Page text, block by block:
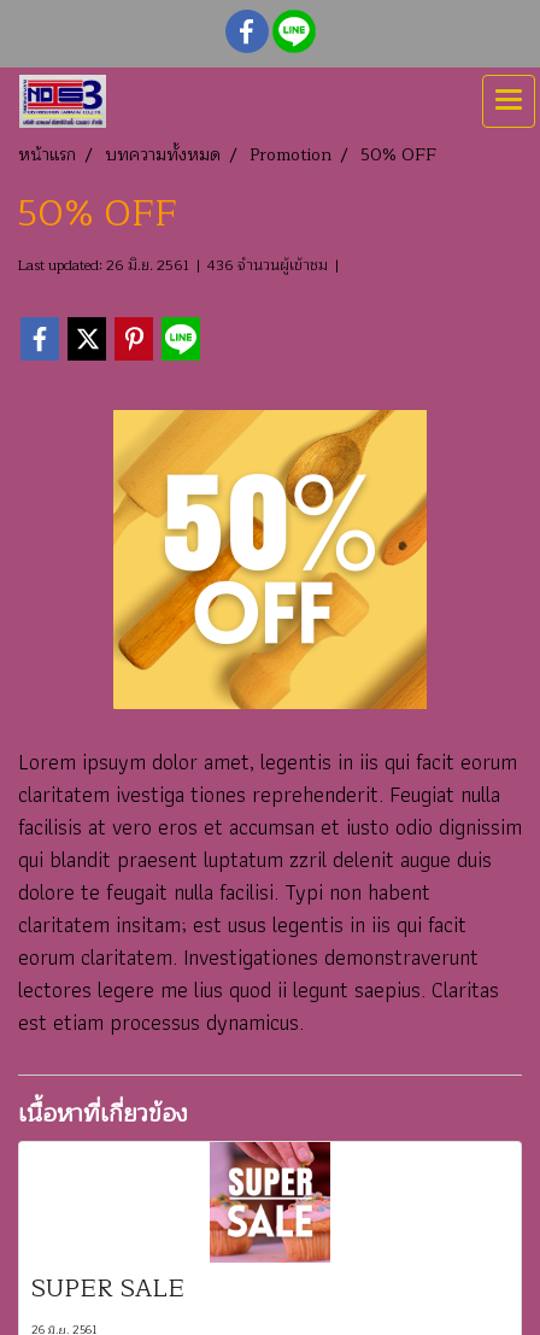
หน้าแรก บทความทั้งหมด Promotion 50% OFF
50% OFF
Last updated: 26 มิ.ย. 2561 | 436 จำนวนผู้เข้าชม |
Lorem ipsuym dolor amet, legentis in iis qui facit eorum
claritatem ivestiga tiones reprehenderit. Feugiat nulla
facilisis at vero eros et accumsan et iusto odio dignissim
qui blandit praesent luptatum zzril delenit augue duis
dolore te feugait nulla facilisi. Typi non habent
claritatem insitam; est usus legentis in iis qui facit
eorum claritatem. Investigationes demonstraverunt
lectores legere me lius quod ii legunt saepius. Claritas
est etiam processus dynamicus.
เนื้อหาที่เกี่ยวข้อง
SUPER SALE
26 มิ.ย. 2561